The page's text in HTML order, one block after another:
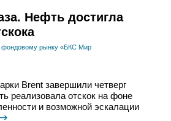
Нефть достигла
фондовому рынку «БКС Мир
Brent завершили четверг
реализовала отскок на фоне
и возможной эскалации